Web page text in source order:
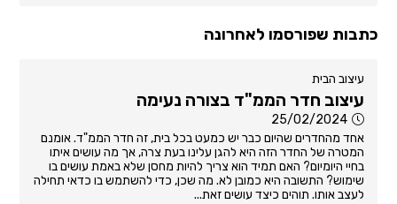
כתבות שפורסמו לאחרונה
עיצוב הבית
עיצוב חדר הממ"ד בצורה נעימה
25/02/2024
אחד מהחדרים שהיום כבר יש כמעט בכל בית, זה חדר הממ"ד. אומנם
המטרה של החדר הזה היא להגן עלינו בעת צרה, אך מה עושים איתו
בחיי היומיום? האם תמיד הוא צריך להיות מחסן שלא באמת עושים בו
שימוש? התשובה היא כמובן לא. מה שכן, כדי להשתמש בו כדאי תחילה
לעצב אותו. תוהים כיצד עושים זאת...